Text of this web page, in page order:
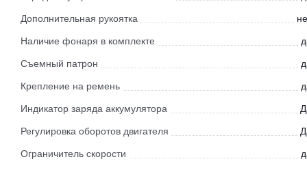
Дополнительная рукоятка
Наличие фонаря в комплекте
Съемный патрон
Крепление на ремень
Индикатор заряда аккумулятора
Регулировка оборотов двигателя
Ограничитель скорости